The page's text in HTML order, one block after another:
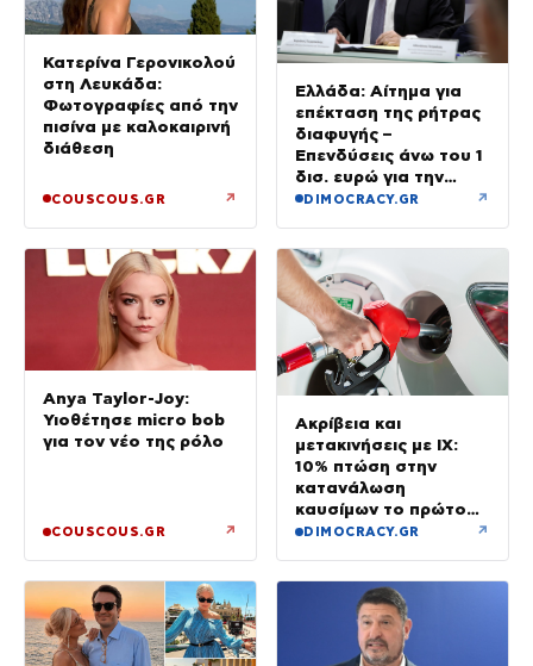
Κατερίνα Γερονικολού
στη Λευκάδα:
Φωτογραφίες από την
πισίνα με καλοκαιρινή
διάθεση
COUSCOUS.GR ↗
Ελλάδα: Αίτημα για
επέκταση της ρήτρας
διαφυγής –
Επενδύσεις άνω του 1
δισ. ευρώ για την
Ενέργεια έως το 2028
DIMOCRACY.GR ↗
Anya Taylor-Joy:
Υιοθέτησε micro bob
για τον νέο της ρόλο
COUSCOUS.GR ↗
Ακρίβεια και
μετακινήσεις με ΙΧ:
10% πτώση στην
κατανάλωση
καυσίμων το πρώτο
εξάμηνο του έτους
DIMOCRACY.GR ↗